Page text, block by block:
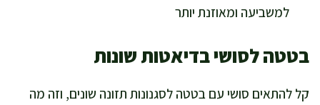
למשביעה ומאוזנת יותר
בטטה לסושי בדיאטות שונות
קל להתאים סושי עם בטטה לסגנונות תזונה שונים, וזה מה